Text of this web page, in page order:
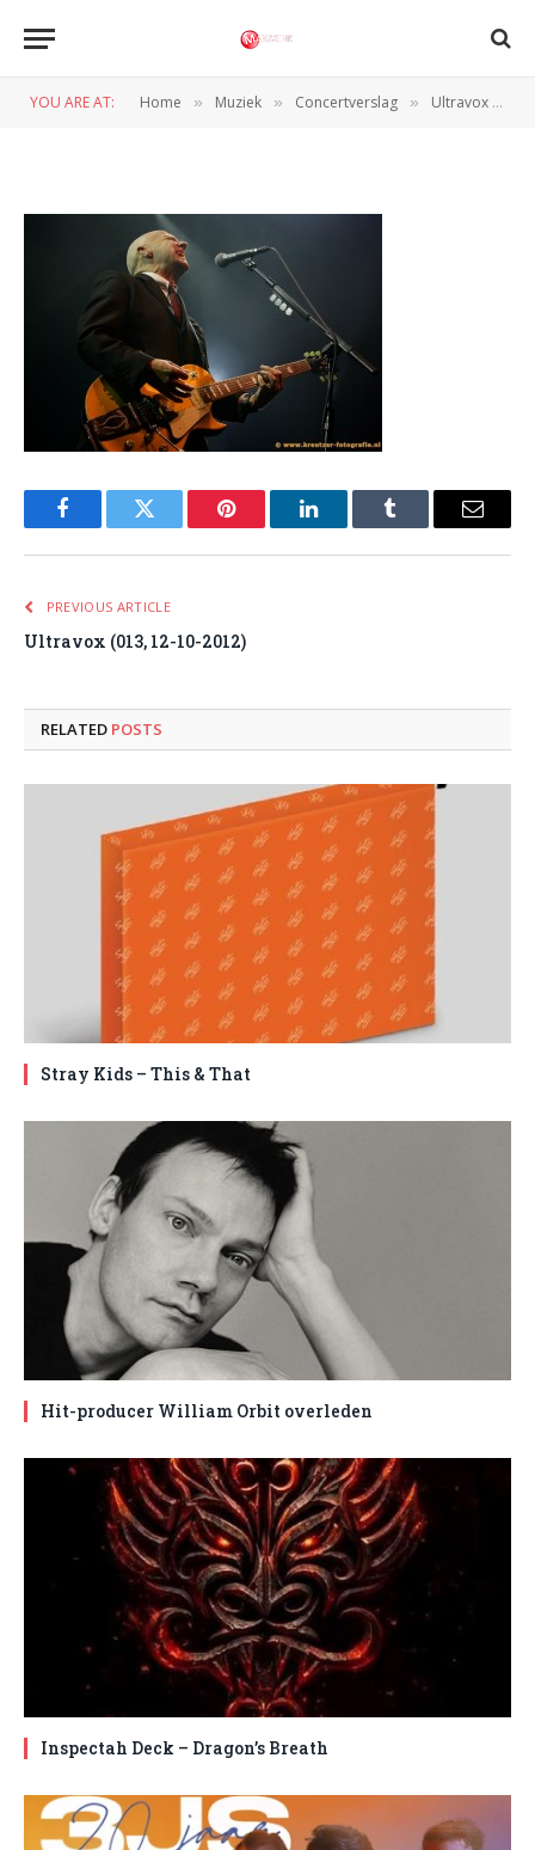
YOU ARE AT: Home » Muziek » Concertverslag » Ultravox (013, 12-10-2012)
FacebookTwitter Pinterest LinkedInTumblr Email
PREVIOUS ARTICLE
Ultravox (013, 12-10-2012)
RELATED POSTS
Stray Kids – This & That
Hit-producer William Orbit overleden
Inspectah Deck – Dragon’s Breath